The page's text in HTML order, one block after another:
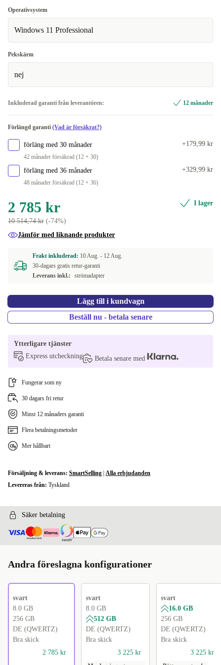
IT (QWERTY)
US (QWERTY)
ND (QWERTY)
Operativsystem
Windows 11 Professional
Pekskärm
nej
Inkluderad garanti från leverantören: 12 månader
Förlängd garanti (Vad är försäkrat?)
förläng med 30 månader
42 månader försäkrad (12 + 30)
+179,99 kr
förläng med 36 månader
48 månader försäkrad (12 + 36)
+329,99 kr
2 785 kr
10 514,74 kr (-74%)
I lager
Jämför med liknande produkter
Frakt inkluderad: 10 Aug. - 12 Aug.
30-dagars gratis retur-garanti
Leverans inkl.:
strömadapter
Lägg till i kundvagn
Beställ nu - betala senare
Ytterligare tjänster
Express utcheckning
Betala senare med
Fungerar som ny
30 dagars fri retur
Minst 12 månaders garanti
Flera betalningsmetoder
Mer hållbart
Försäljning & leverans: SmartSelling Alla erbjudanden
Levereras från: Tyskland
Säker betalning
Andra föreslagna konfigurationer
svart
8.0 GB
256 GB
DE (QWERTZ)
Bra skick
2 785 kr
svart
8.0 GB
512 GB
DE (QWERTZ)
Bra skick
3 225 kr
svart
16.0 GB
256 GB
DE (QWERTZ)
Bra skick
3 225 kr